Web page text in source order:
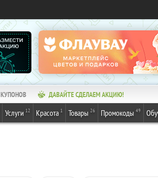
КУПОНОВ ДАВАЙТЕ СДЕЛАЕМ АКЦИЮ!
Услуги 12 Красота 1 Товары 26 Промокоды 49